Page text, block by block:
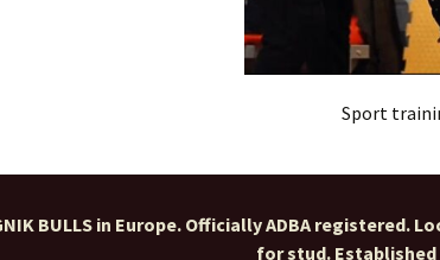
Sport
BULLS in Europe. Officially ADBA registered.
for stud.